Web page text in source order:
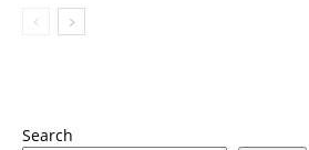
Search